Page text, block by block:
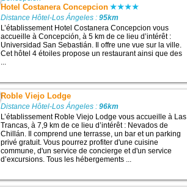
Hotel Costanera Concepcion
Distance Hôtel-Los Ángeles :95km
L’établissement Hotel Costanera Concepcion vous
accueille à Concepción, à 5 km de ce lieu d’intérêt :
Universidad San Sebastián. Il offre une vue sur la ville.
Cet hôtel 4 étoiles propose un restaurant ainsi que des
...
Roble Viejo Lodge
Distance Hôtel-Los Ángeles :96km
L’établissement Roble Viejo Lodge vous accueille à Las
Trancas, à 7,9 km de ce lieu d’intérêt : Nevados de
Chillán. Il comprend une terrasse, un bar et un parking
privé gratuit. Vous pourrez profiter d'une cuisine
commune, d'un service de concierge et d'un service
d’excursions. Tous les hébergements ...